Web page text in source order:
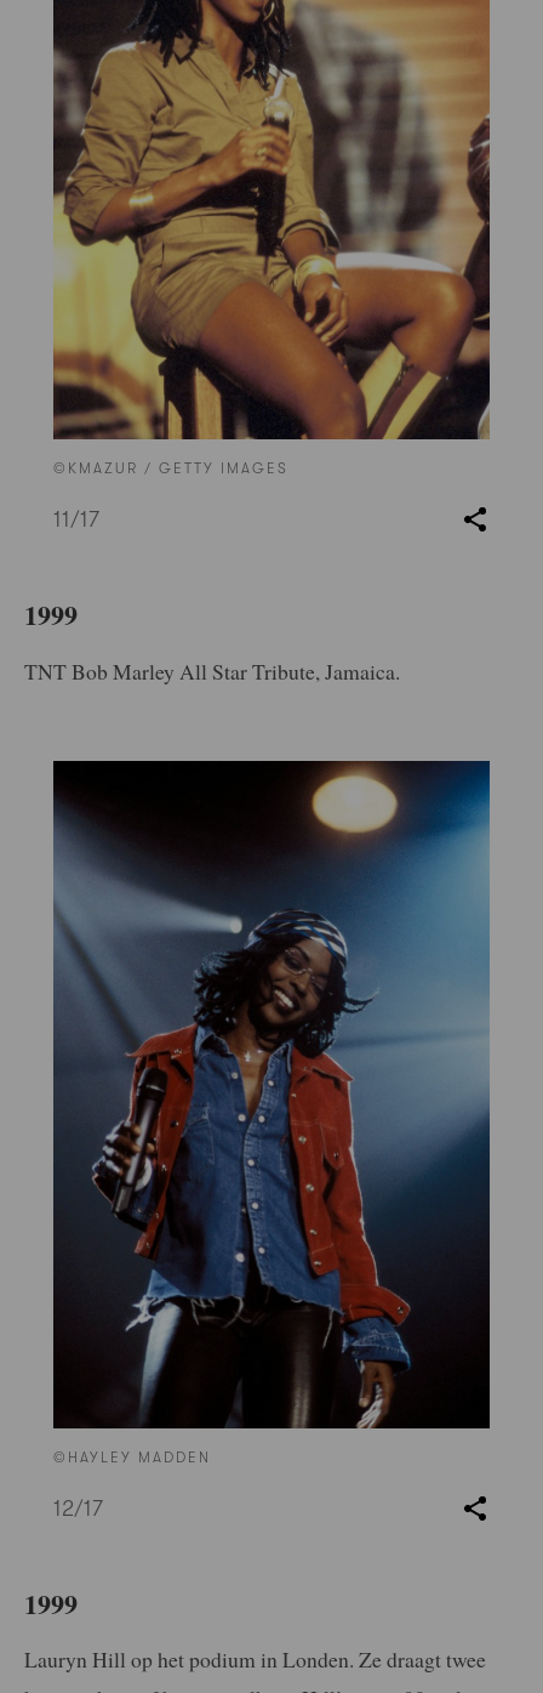
©KMAZUR / GETTY IMAGES
11 /17
1999
TNT Bob Marley All Star Tribute, Jamaica.
©HAYLEY MADDEN
12/17
1999
Lauryn Hill op het podium in Londen. Ze draagt twee